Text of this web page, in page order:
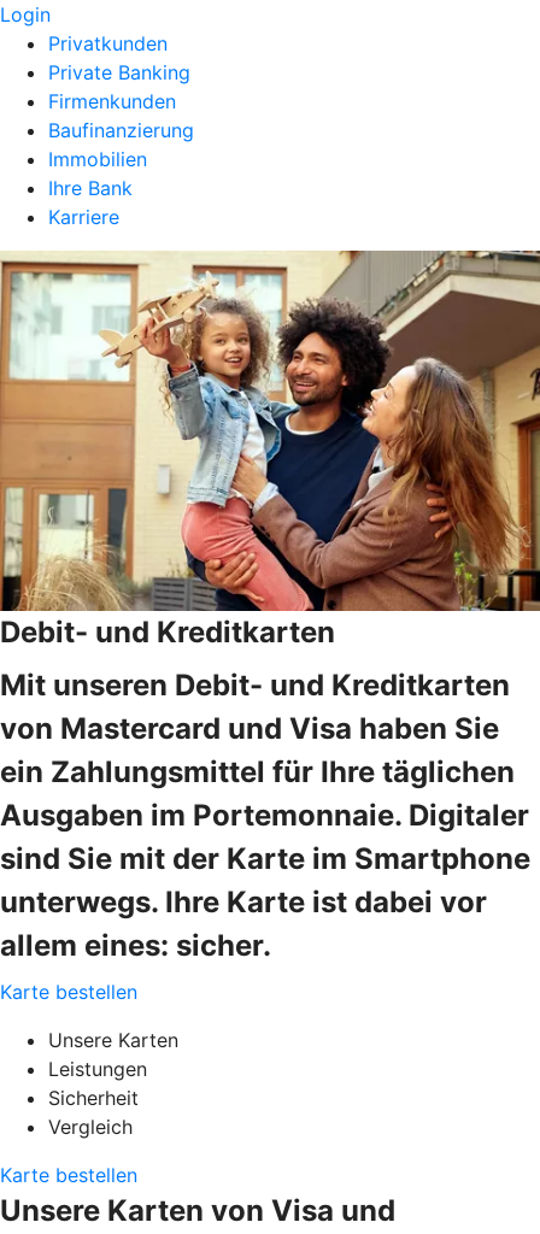
Login
Privatkunden
Private Banking
Firmenkunden
Baufinanzierung
Immobilien
Ihre Bank
Karriere
Debit- und Kreditkarten
Mit unseren Debit- und Kreditkarten
von Mastercard und Visa haben Sie
ein Zahlungsmittel für Ihre täglichen
Ausgaben im Portemonnaie. Digitaler
sind Sie mit der Karte im Smartphone
unterwegs. Ihre Karte ist dabei vor
allem eines: sicher.
Karte bestellen
Unsere Karten
Leistungen
Sicherheit
Vergleich
Karte bestellen
Unsere Karten von Visa und